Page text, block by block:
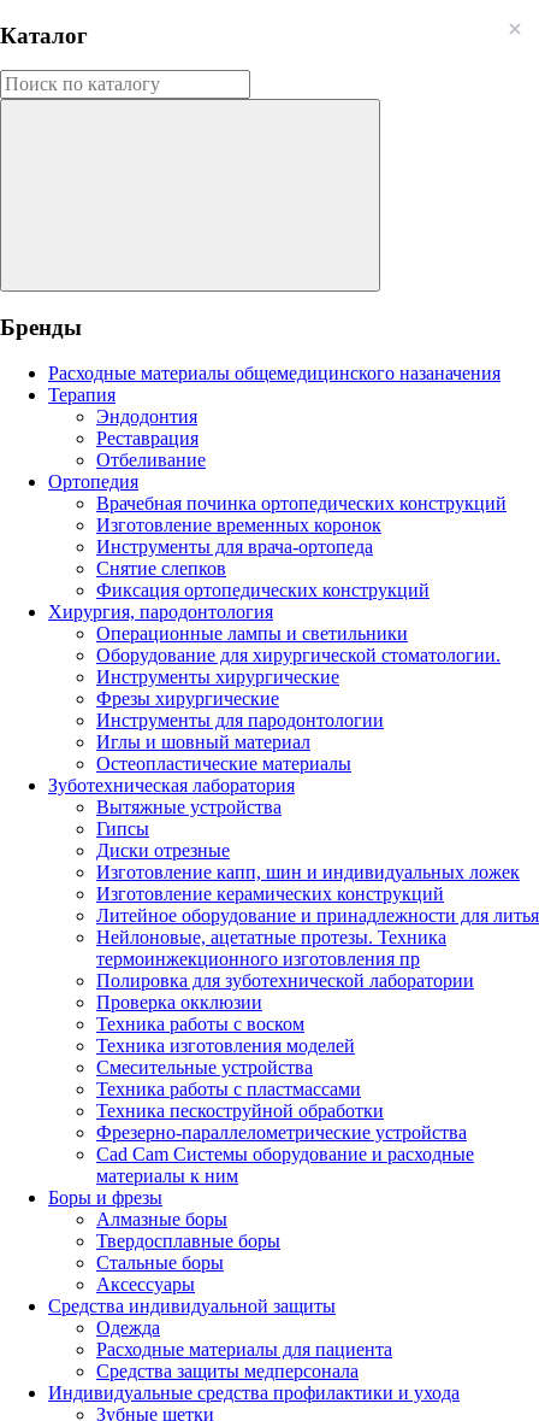
Каталог
Бренды
Расходные материалы общемедицинского назаначения
Терапия
Эндодонтия
Реставрация
Отбеливание
Ортопедия
Врачебная починка ортопедических конструкций
Изготовление временных коронок
Инструменты для врача-ортопеда
Снятие слепков
Фиксация ортопедических конструкций
Хирургия, пародонтология
Операционные лампы и светильники
Оборудование для хирургической стоматологии.
Инструменты хирургические
Фрезы хирургические
Инструменты для пародонтологии
Иглы и шовный материал
Остеопластические материалы
Зуботехническая лаборатория
Вытяжные устройства
Гипсы
Диски отрезные
Изготовление капп, шин и индивидуальных ложек
Изготовление керамических конструкций
Литейное оборудование и принадлежности для литья
Нейлоновые, ацетатные протезы. Техника
термоинжекционного изготовления пр
Полировка для зуботехнической лаборатории
Проверка окклюзии
Техника работы с воском
Техника изготовления моделей
Смесительные устройства
Техника работы с пластмассами
Техника пескоструйной обработки
Фрезерно-параллелометрические устройства
Cad Cam Системы оборудование и расходные
материалы к ним
Боры и фрезы
Алмазные боры
Твердосплавные боры
Стальные боры
Аксессуары
Средства индивидуальной защиты
Одежда
Расходные материалы для пациента
Средства защиты медперсонала
Индивидуальные средства профилактики и ухода
Зубные щетки